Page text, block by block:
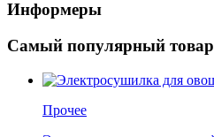
Информеры
Самый популярный товар
Прочее